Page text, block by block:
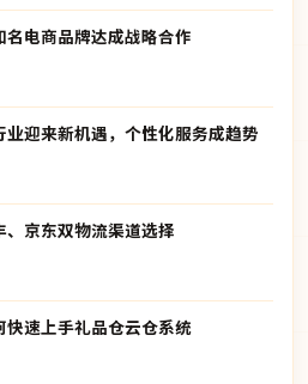
名电商品牌达成战略合作
业迎来新机遇，个性化服务成趋势
、京东双物流渠道选择
快速上手礼品仓云仓系统